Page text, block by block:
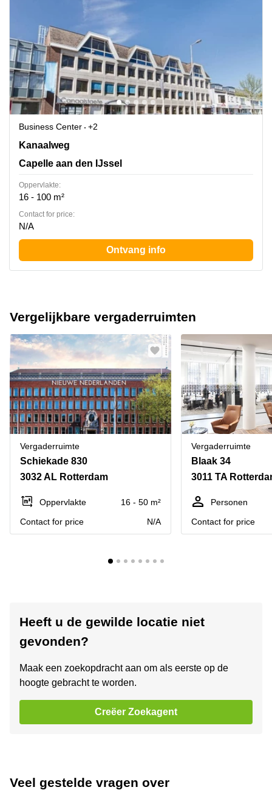
Business Center
+2
Kanaalweg 33-35, Capelle aan den IJssel, Capelle aan
Kanaalweg
Capelle aan den IJssel
Oppervlakte:
16 - 100 m²
Contact for price:
N/A
Ontvang info
Vergelijkbare vergaderruimten
Vergaderruimte
Schiekade 830
3032 AL Rotterdam
Oppervlakte
16 - 50 m²
Contact for price
N/A
Vergaderruimte
Blaak 34
3011 TA
Personen
Contact for price
Heeft u de gewilde locatie niet
gevonden?
Maak een zoekopdracht aan om als eerste op de
hoogte gebracht te worden.
Creëer Zoekagent
Veel gestelde vragen over